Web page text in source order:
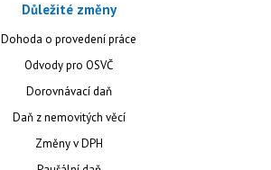
Důležité změny
Dohoda o provedení práce
Odvody pro OSVČ
Dorovnávací daň
Daň z nemovitých věcí
Změny v DPH